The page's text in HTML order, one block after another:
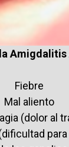
Amigdalitis
Fiebre
Mal aliento
(dolor al